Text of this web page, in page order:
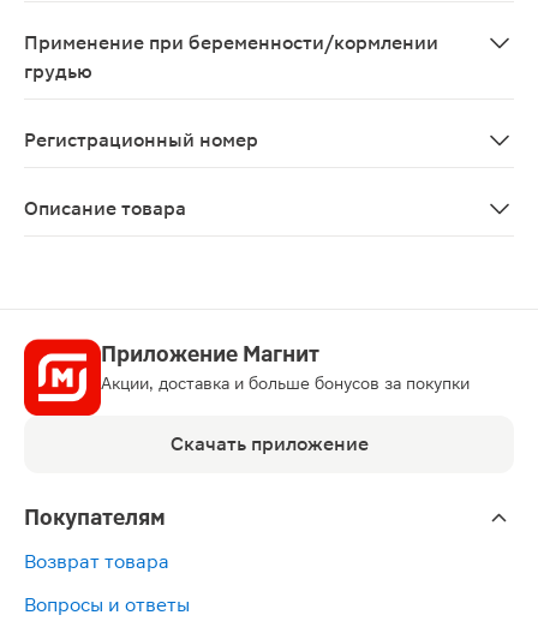
Применение при беременности/кормлении
грудью
Регистрационный номер
Описание товара
Приложение Магнит
Акции, доставка и больше бонусов за покупки
Скачать приложение
Покупателям
Возврат товара
Вопросы и ответы